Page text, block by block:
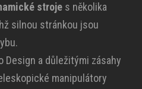
stroje s několika
silnou stránkou jsou
Design a důležitými zásahy
manipulátory